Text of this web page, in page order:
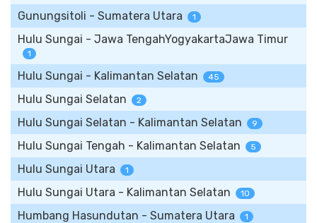
Gunungsitoli - Sumatera Utara 1
Hulu Sungai - Jawa TengahYogyakartaJawa Timur
1
Hulu Sungai - Kalimantan Selatan 45
Hulu Sungai Selatan 2
Hulu Sungai Selatan - Kalimantan Selatan 9
Hulu Sungai Tengah - Kalimantan Selatan 5
Hulu Sungai Utara 1
Hulu Sungai Utara - Kalimantan Selatan 10
Humbang Hasundutan - Sumatera Utara 1